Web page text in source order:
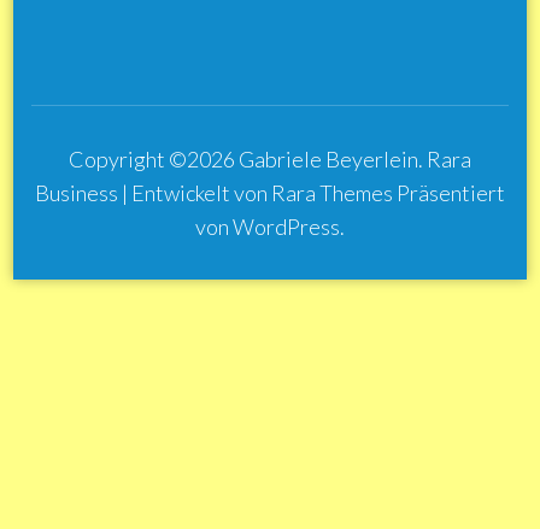
Copyright ©2026 Gabriele Beyerlein. Rara
Business | Entwickelt von Rara Themes Präsentiert
vonWordPress.